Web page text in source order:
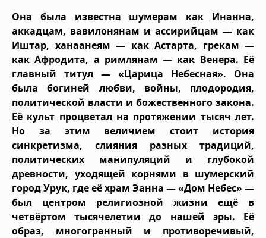
Она была известна шумерам как Инанна,
аккадцам, вавилонянам и ассирийцам — как
Иштар, ханаанеям — как Астарта, грекам —
как Афродита, а римлянам — как Венера. Её
главный титул — «Царица Небесная». Она
была богиней любви, войны, плодородия,
политической власти и божественного закона.
Её культ процветал на протяжении тысяч лет.
Но за этим величием стоит история
синкретизма, слияния разных традиций,
политических манипуляций и глубокой
древности, уходящей корнями в шумерский
город Урук, где её храм Эанна — «Дом Небес» —
был центром религиозной жизни ещё в
четвёртом тысячелетии до нашей эры. Её
образ, многогранный и противоречивый,